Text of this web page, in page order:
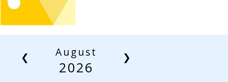
❮ August
2026
❯